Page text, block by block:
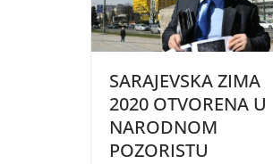
SARAJEVSKA ZIMA
2020 OTVORENA U
NARODNOM
POZORISTU